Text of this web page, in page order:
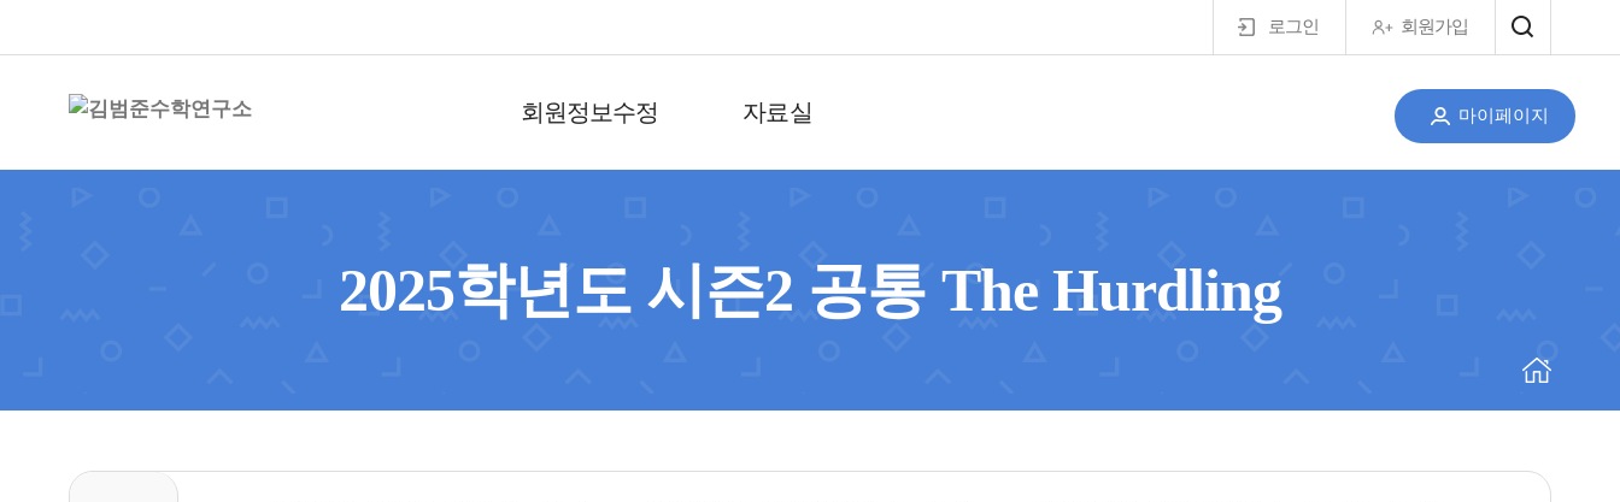
로그인 회원가입
마이페이지
회원정보수정 자료실
2025학년도 시즌2 공통 The Hurdling